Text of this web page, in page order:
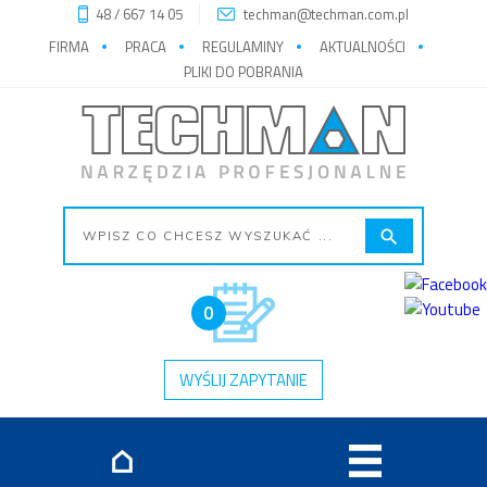
48 / 667 14 05
techman@techman.com.pl
FIRMA
PRACA REGULAMINY
AKTUALNOŚCI
PLIKI DO POBRANIA
0
WYŚLIJ ZAPYTANIE